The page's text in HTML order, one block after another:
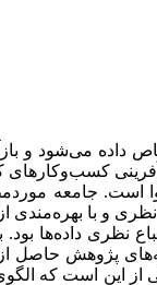
داده می‌شود و
است. جامعه
نظری و با بهره‌مندی
نظری داده‌ها
پژوهش حاصل
از این است که